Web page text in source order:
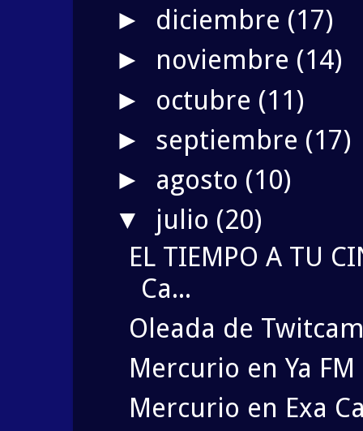
► diciembre (17)
► noviembre (14)
► octubre (11)
► septiembre (17)
► agosto (10)
▼ julio (20)
EL TIEMPO A TU
Ca...
Oleada de
Mercurio en Ya
Mercurio en Exa